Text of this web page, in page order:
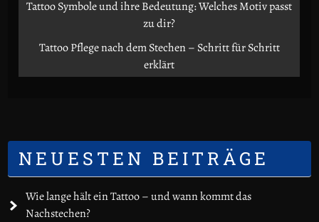
Tattoo Symbole und ihre Bedeutung: Welches Motiv passt
zu dir?
Tattoo Pflege nach dem Stechen – Schritt für Schritt
erklärt
NEUESTEN BEITRÄGE
Wie lange hält ein Tattoo – und wann kommt das
Nachstechen?